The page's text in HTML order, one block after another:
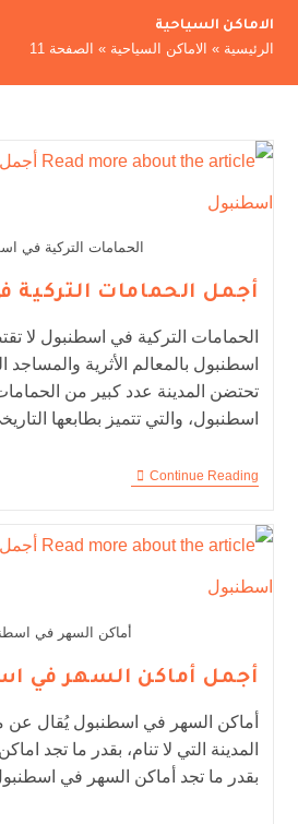
الاماكن السياحية
الرئيسية » الاماكن السياحية » الصفحة 11
الحمامات التركية في
أجمل الحمامات
الحمامات التركية في اسطنبول لا
اسطنبول بالمعالم الأثرية والمساجد
تحتضن المدينة عدد كبير من
اسطنبول، والتي تتميز بطابعها
Continue Reading
أماكن السهر في
أجمل أماكن السهر في
أماكن السهر في اسطنبول يُقال عن
المدينة التي لا تنام، بقدر ما تجد
بقدر ما تجد أماكن السهر في